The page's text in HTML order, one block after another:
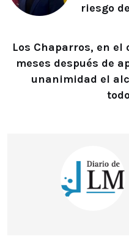
riesgo
Los Chaparros, en el
meses después de
unanimidad el